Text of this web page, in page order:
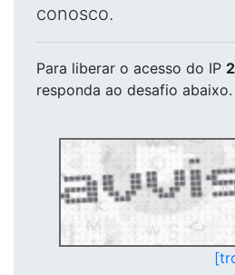
conosco.
Para liberar o acesso do IP
responda ao desafio abaixo.